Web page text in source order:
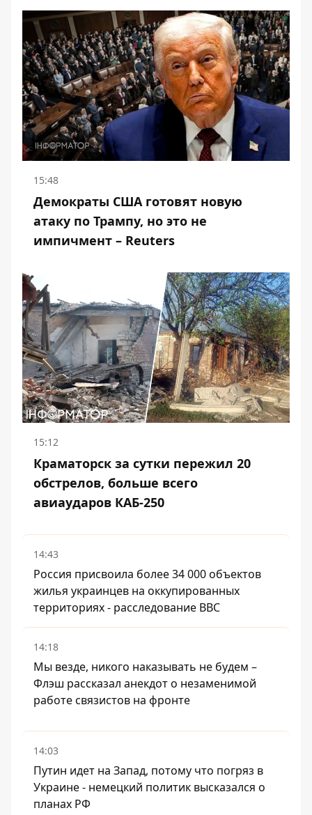
15:48
Демократы США готовят новую
атаку по Трампу, но это не
импичмент – Reuters
15:12
Краматорск за сутки пережил 20
обстрелов, больше всего
авиаударов КАБ-250
14:43
Россия присвоила более 34 000 объектов
жилья украинцев на оккупированных
территориях - расследование BBC
14:18
Мы везде, никого наказывать не будем –
Флэш рассказал анекдот о незаменимой
работе связистов на фронте
14:03
Путин идет на Запад, потому что погряз в
Украине - немецкий политик высказался о
планах РФ